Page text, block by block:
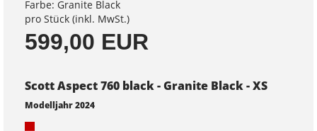
Farbe: Granite Black
pro Stück (inkl. MwSt.)
599,00 EUR
Scott Aspect 760 black - Granite Black - XS
Modelljahr 2024